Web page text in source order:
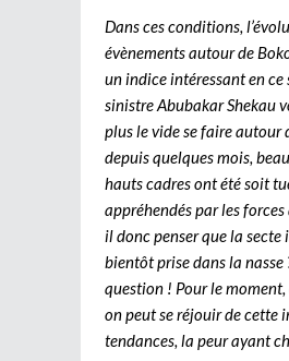
Dans ces conditions,
évènements autour de
un indice intéressant en ce
sinistre Abubakar Shekau
plus le vide se faire autour
depuis quelques mois,
hauts cadres ont été soit
appréhendés par les forces
il donc penser que la secte
bientôt prise dans la nasse
question ! Pour le moment,
on peut se réjouir de cette
tendances, la peur ayant